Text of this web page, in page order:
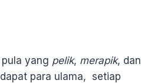
yang pelik, merapik, dan
para ulama, setiap